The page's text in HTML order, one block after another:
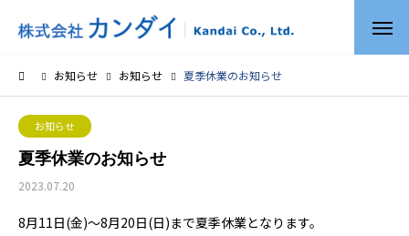
お知らせ お知らせ 夏季休業のお知らせ
お知らせ
夏季休業のお知らせ
2023.07.20
8月11日(金)～8月20日(日)まで夏季休業となります。